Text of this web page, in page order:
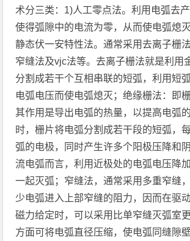
术分三类：1)人工零点法。利用电弧去产
使得弧隙中的电流为零，从而使电弧熄
静态伏一安特性法。通常采用去离子栅
窄缝法及vjc法等。去离子栅法就是利用
分割成若干个互相串联的短弧，利用短
电弧电压而使电弧熄灭；绝缘栅法：即
其作用是导出电弧的热量，以提高电弧
时，栅片将电弧分割成若干段的短弧，
弧的电极，同时产生许多个阳极压降和
流电弧而言，利用近极处的电弧电压降
一起灭弧；窄缝法，通常采用多重窄缝
少电弧进入上部窄缝的阻力，因而在驱
磁力给定时，可以采用比单窄缝灭弧室
方面可将电弧直径压缩，使电弧同缝隙